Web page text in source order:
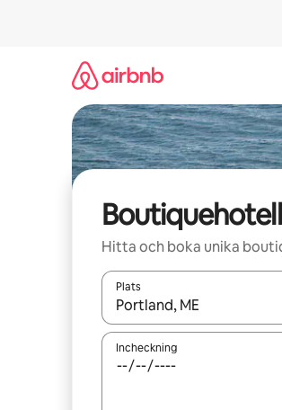
Hitta och boka unika
Plats
När resultaten är
Incheckning